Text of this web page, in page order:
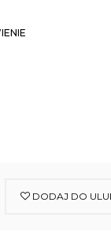
DODAJ DO